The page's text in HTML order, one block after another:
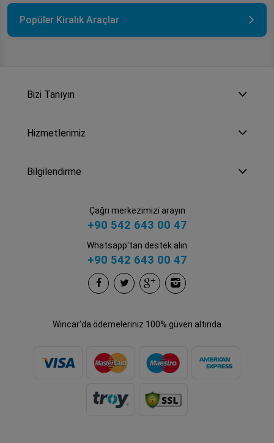
Popüler Kiralık Araçlar
Bizi Tanıyın
Hizmetlerimiz
Bilgilendirme
Çağrı merkezimizi arayın
+90 542 643 00 47
Whatsapp'tan destek alın
+90 542 643 00 47
Wincar'da ödemeleriniz 100% güven altında